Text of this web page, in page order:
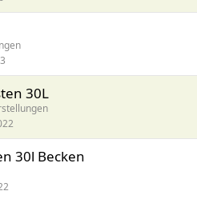
30L
30l Becken